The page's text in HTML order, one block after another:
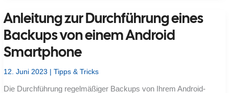
wirklich
für
Fotos,
Videos,
Programme
und
Backups?
Anleitung zur Durchführung eines
Backups von einem Android
Smartphone
12. Juni 2023 |Tipps & Tricks
Die Durchführung regelmäßiger Backups von Ihrem Android-